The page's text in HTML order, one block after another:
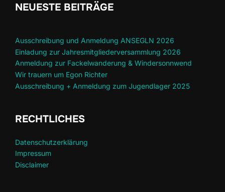
NEUESTE BEITRÄGE
Ausschreibung und Anmeldung ANSEGLN 2026
Einladung zur Jahresmitgliederversammlung 2026
Anmeldung zur Fackelwanderung & Windersonnwend
Wir trauern um Egon Richter
Ausschreibung + Anmeldung zum Jugendlager 2025
RECHTLICHES
Datenschutzerklärung
Impressum
Disclaimer